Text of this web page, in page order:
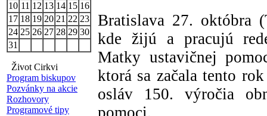
10 11 12 13 14 15 16
17 18 19 20 21 22 23
24 25 26 27 28 29 30
31
Život Cirkvi
Program biskupov
Pozvánky na akcie
Rozhovory
Programové tipy
Bratislava 27. októbra
kde žijú a pracujú
Matky ustavičnej
ktorá sa začala tento
osláv 150. výročia
pomoci.